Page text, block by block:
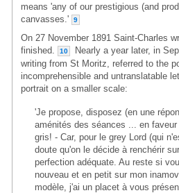
means 'any of our prestigious (and
canvasses.'
9
On 27 November 1891 Saint-Charles
finished.
10
Nearly a year later, in
writing from St Moritz, referred to the
incomprehensible and untranslatable
portrait on a smaller scale:
'Je propose, disposez (en une
aménités des séances ... en
gris! - Car, pour le grey Lord (qui
doute qu'on le décide à renchérir
perfection adéquate. Au reste si
nouveau et en petit sur mon
modèle, j'ai un placet à vous